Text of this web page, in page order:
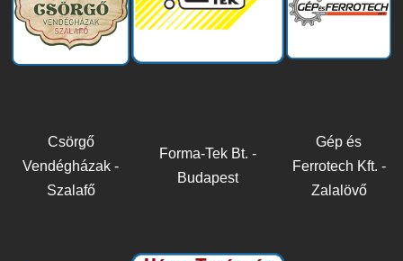
Csörgő
Vendégházak -
Szalafő
Forma-Tek Bt. -
Budapest
Gép és
Ferrotech Kft. -
Zalalövő